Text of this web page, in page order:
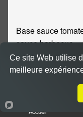
Base sauce
sauce barbecue
Accueil
Ce site Web utilise
meilleure